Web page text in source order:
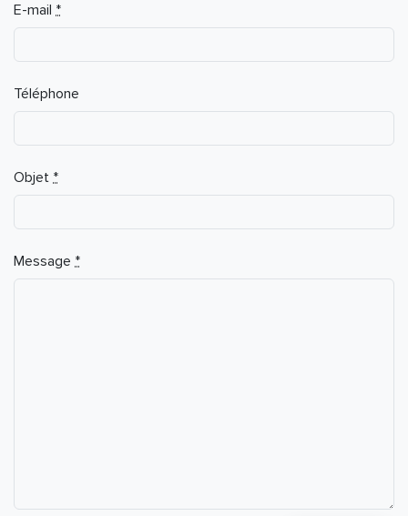
E-mail *
Téléphone
Objet *
Message *